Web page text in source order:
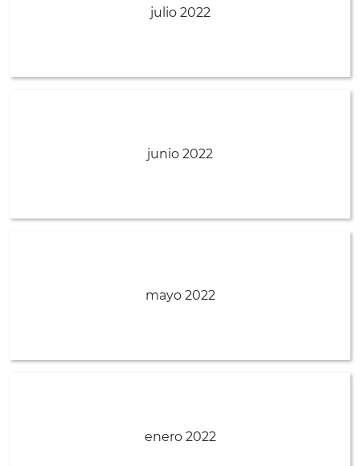
julio 2022
junio 2022
mayo 2022
enero 2022